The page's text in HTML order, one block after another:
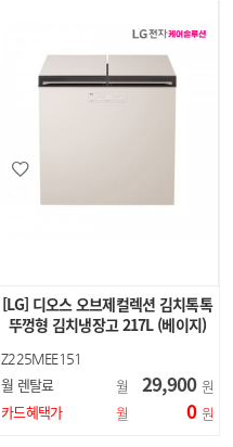
[LG] 디오스 오브제컬렉션 김치톡톡
뚜껑형 김치냉장고 217L (베이지)
Z225MEE151
월 렌탈료 월 29,900 원
카드혜택가
월 0 원